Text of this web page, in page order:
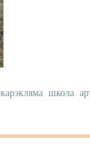
школа